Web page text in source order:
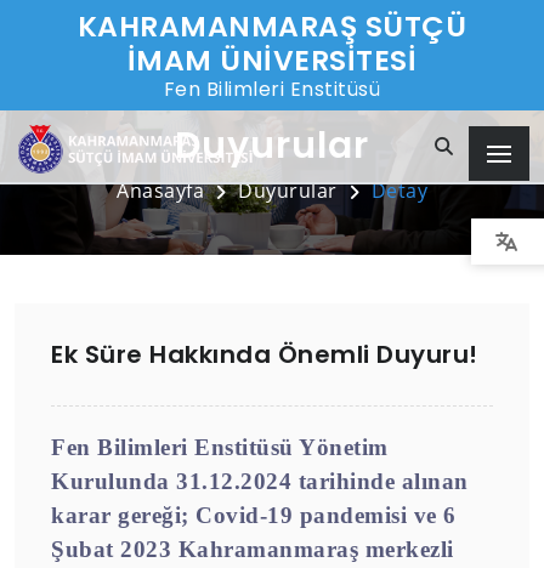
KAHRAMANMARAŞ SÜTÇÜ
İMAM ÜNİVERSİTESİ
Fen Bilimleri Enstitüsü
Duyurular
Anasayfa Duyurular Detay
Ek Süre Hakkında Önemli Duyuru!
Fen Bilimleri Enstitüsü Yönetim
Kurulunda 31.12.2024 tarihinde alınan
karar gereği; Covid-19 pandemisi ve 6
Şubat 2023 Kahramanmaraş merkezli